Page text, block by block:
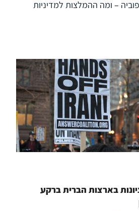
– ומה ההמלצות למדיניות
בארצות הברית ברקע